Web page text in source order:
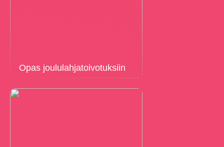
Opas joululahjatoivotuksiin